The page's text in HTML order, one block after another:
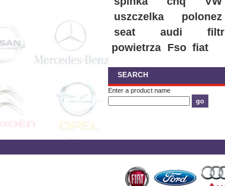
uszczelka
polonez
seat
audi
filtr
powietrza Fso fiat
SEARCH
Enter a product name